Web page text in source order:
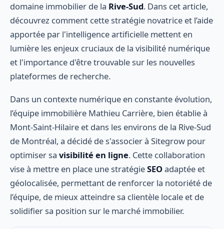
domaine immobilier de la Rive-Sud. Dans cet article,
découvrez comment cette stratégie novatrice et l’aide
apportée par l'intelligence artificielle mettent en
lumière les enjeux cruciaux de la visibilité numérique
et l'importance d'être trouvable sur les nouvelles
plateformes de recherche.
Dans un contexte numérique en constante évolution,
l’équipe immobilière Mathieu Carrière, bien établie à
Mont-Saint-Hilaire et dans les environs de la Rive-Sud
de Montréal, a décidé de s'associer à Sitegrow pour
optimiser sa visibilité en ligne. Cette collaboration
vise à mettre en place une stratégieSEOadaptée et
géolocalisée, permettant de renforcer la notoriété de
l’équipe, de mieux atteindre sa clientèle locale et de
solidifier sa position sur le marché immobilier.